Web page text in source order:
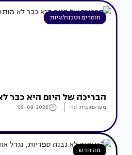
חומרים וטכנולוגיות
הבריכה של היום היא כבר
מערכת בית ונוי 05-08-2026
מה חדש